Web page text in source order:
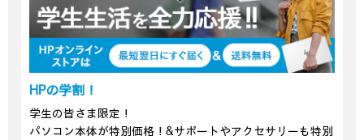
HPの学割！
学生の皆さま限定！
パソコン本体が特別価格！&サポートやアクセサリーも特別